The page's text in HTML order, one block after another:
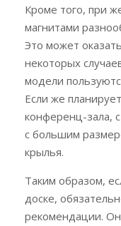
Кроме того, при
магнитами
Это может
некоторых
модели
Если же
конференц-зала,
с большим
крылья.
Таким образом,
доске,
рекомендации.